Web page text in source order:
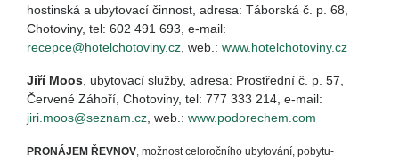
hostinská a ubytovací činnost, adresa: Táborská č. p. 68,
Chotoviny, tel: 602 491 693, e-mail:
recepce@hotelchotoviny.cz, web.: www.hotelchotoviny.cz
Jiří Moos, ubytovací služby, adresa: Prostřední č. p. 57,
Červené Záhoří, Chotoviny, tel: 777 333 214, e-mail:
jiri.moos@seznam.cz, web.: www.podorechem.com
PRONÁJEM ŘEVNOV, možnost celoročního ubytování, pobytu-